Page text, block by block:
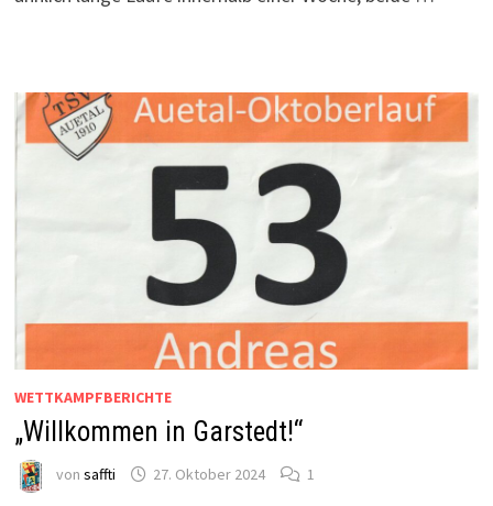
WETTKAMPFBERICHTE
„Willkommen in Garstedt!“
von saffti 27. Oktober 2024 1